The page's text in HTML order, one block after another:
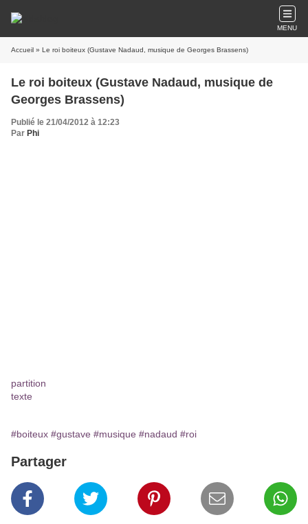
MENU
Accueil » Le roi boiteux (Gustave Nadaud, musique de Georges Brassens)
Le roi boiteux (Gustave Nadaud, musique de
Georges Brassens)
Publié le 21/04/2012 à 12:23
Par Phi
partition
texte
#boiteux #gustave #musique #nadaud #roi
Partager